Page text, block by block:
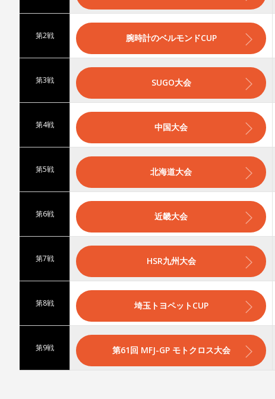
第2戦 腕時計のベルモンドCUP
第3戦 SUGO大会
第4戦 中国大会
第5戦 北海道大会
第6戦 近畿大会
第7戦 HSR九州大会
第8戦 埼玉トヨペットCUP
第9戦 第61回 MFJ-GP モトクロス大会